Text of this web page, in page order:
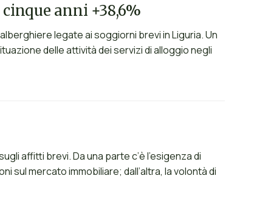
anni +38,6%
legate ai soggiorni brevi in Liguria. Un
delle attività dei servizi di alloggio negli
affitti brevi. Da una parte c’è l’esigenza di
mercato immobiliare; dall’altra, la volontà di